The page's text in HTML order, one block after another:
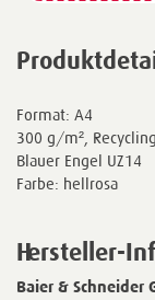
Format: A4
300 g/m²,
Blauer Engel UZ14
Farbe: hellrosa
Hersteller-
Baier & Schneider